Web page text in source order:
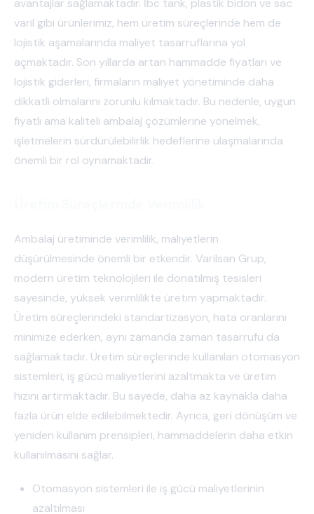
varil gibi ürünlerimiz, hem üretim süreçlerinde hem de
lojistik aşamalarında maliyet tasarruflarına yol
açmaktadır. Son yıllarda artan hammadde fiyatları ve
lojistik giderleri, firmaların maliyet yönetiminde daha
dikkatli olmalarını zorunlu kılmaktadır. Bu nedenle, uygun
fiyatlı ama kaliteli ambalaj çözümlerine yönelmek,
işletmelerin sürdürülebilirlik hedeflerine ulaşmalarında
önemli bir rol oynamaktadır.
Ambalaj üretiminde verimlilik, maliyetlerin
düşürülmesinde önemli bir etkendir. Varilsan Grup,
modern üretim teknolojileri ile donatılmış tesisleri
sayesinde, yüksek verimlilikte üretim yapmaktadır.
Üretim süreçlerindeki standartizasyon, hata oranlarını
minimize ederken, aynı zamanda zaman tasarrufu da
sağlamaktadır. Üretim süreçlerinde kullanılan otomasyon
sistemleri, iş gücü maliyetlerini azaltmakta ve üretim
hızını artırmaktadır. Bu sayede, daha az kaynakla daha
fazla ürün elde edilebilmektedir. Ayrıca, geri dönüşüm ve
yeniden kullanım prensipleri, hammaddelerin daha etkin
kullanılmasını sağlar.
Otomasyon sistemleri ile iş gücü maliyetlerinin
azaltılması